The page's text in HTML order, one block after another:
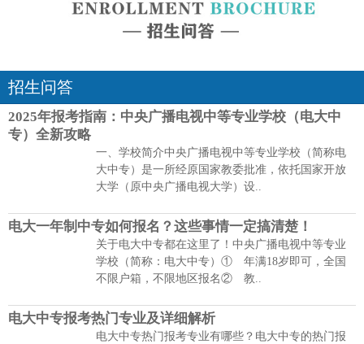
招生问答
2025年报考指南：中央广播电视中等专业学校（电大中
专）全新攻略
一、学校简介中央广播电视中等专业学校（简称电
大中专）是一所经原国家教委批准，依托国家开放
大学（原中央广播电视大学）设..
电大一年制中专如何报名？这些事情一定搞清楚！
关于电大中专都在这里了！中央广播电视中等专业
学校（简称：电大中专）① 年满18岁即可，全国
不限户箱，不限地区报名② 教..
电大中专报考热门专业及详细解析
电大中专热门报考专业有哪些？电大中专的热门报